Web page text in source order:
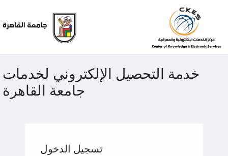
خدمة التحصيل الإلكتروني لخدمات
جامعة القاهرة
تسجيل الدخول